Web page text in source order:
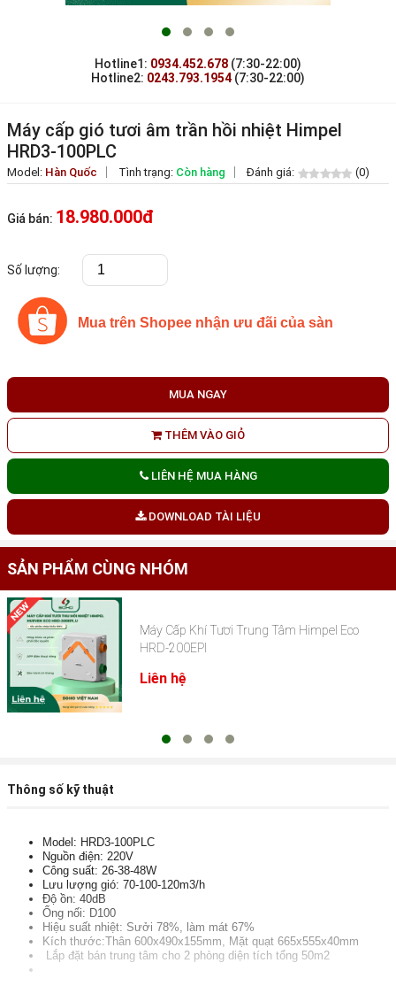
Hotline1: 0934.452.678 (7:30-22:00)
Hotline2: 0243.793.1954 (7:30-22:00)
Máy cấp gió tươi âm trần hồi nhiệt Himpel
HRD3-100PLC
Model: Hàn Quốc Tình trạng: Còn hàng Đánh giá: (0)
Giá bán: 18.980.000đ
Số lượng:
Mua trên Shopee nhận ưu đãi của sàn
MUA NGAY
THÊM VÀO GIỎ
LIÊN HỆ MUA HÀNG
DOWNLOAD TÀI LIỆU
SẢN PHẨM CÙNG NHÓM
Máy Cấp Khí Tươi Trung Tâm Himpel Eco
HRD-200EPI
Liên hệ
Thông số kỹ thuật
Model: HRD3-100PLC
Nguồn điện: 220V
Công suất: 26-38-48W
Lưu lượng gió: 70-100-120m3/h
Độ ồn: 40dB
Ống nối: D100
Hiệu suất nhiệt: Sưởi 78%, làm mát 67%
Kích thước:Thân 600x490x155mm, Mặt quạt 665x555x40mm
Lắp đặt bán trung tâm cho 2 phòng diện tích tổng 50m2